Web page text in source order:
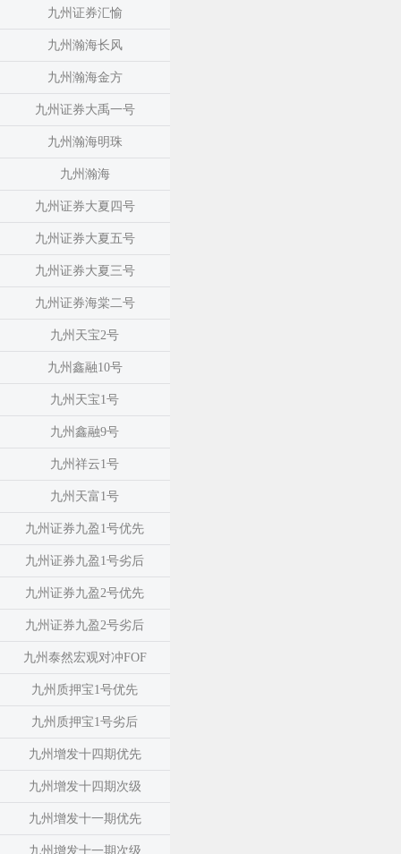
九州证券汇愉
九州瀚海长风
九州瀚海金方
九州证券大禹一号
九州瀚海明珠
九州瀚海
九州证券大夏四号
九州证券大夏五号
九州证券大夏三号
九州证券海棠二号
九州天宝2号
九州鑫融10号
九州天宝1号
九州鑫融9号
九州祥云1号
九州天富1号
九州证券九盈1号优先
九州证券九盈1号劣后
九州证券九盈2号优先
九州证券九盈2号劣后
九州泰然宏观对冲FOF
九州质押宝1号优先
九州质押宝1号劣后
九州增发十四期优先
九州增发十四期次级
九州增发十一期优先
九州增发十一期次级